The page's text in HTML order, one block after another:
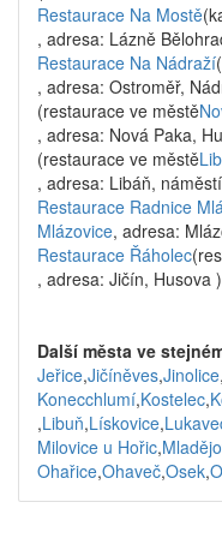
Restaurace Na Mostě
, adresa: Lázně
Restaurace Na Nádraží
, adresa: Ostroměř,
(restaurace ve městě
, adresa: Nová Paka,
(restaurace ve městě
, adresa: Libáň,
Restaurace Radnice
Mlázovice, adresa:
Restaurace Řáholec
, adresa: Jičín, Husova )
Další města ve
Jeřice,Jičíněves,Jinolice,
Konecchlumí,Kostelec,
,Libuň,Lískovice,
Milovice u Hořic,
Ohařice,Ohaveč,Osek,